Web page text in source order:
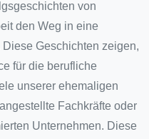
von
den Weg in eine
Geschichten zeigen,
für die berufliche
unserer ehemaligen
Fachkräfte oder
Unternehmen. Diese